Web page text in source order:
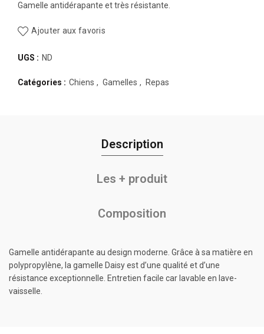
Gamelle antidérapante et très résistante.
Ajouter aux favoris
UGS : ND
Catégories : Chiens , Gamelles , Repas
Description
Les + produit
Composition
Gamelle antidérapante au design moderne. Grâce à sa matière en
polypropylène, la gamelle Daisy est d’une qualité et d’une
résistance exceptionnelle. Entretien facile car lavable en lave-
vaisselle.